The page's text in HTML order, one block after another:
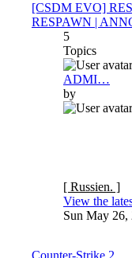
[CSDM EVO]
RESPAWN |
5
Topics
ADMI…
by
[ Russien. ]
View the
Sun May 26,